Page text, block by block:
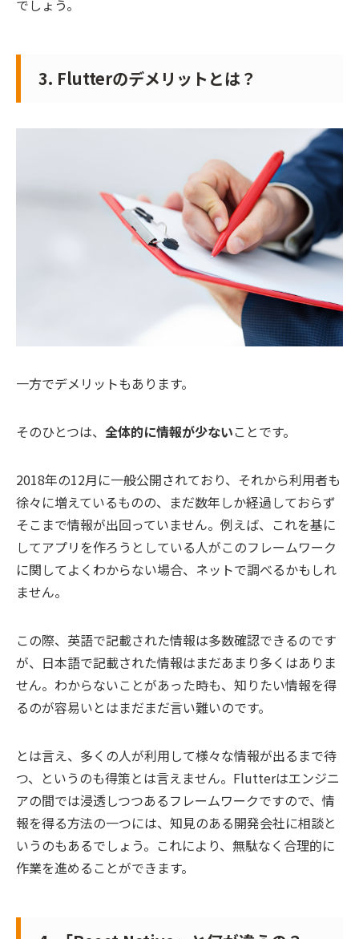
でしょう。
3. Flutterのデメリットとは？
一方でデメリットもあります。
そのひとつは、 全体的に情報が少ないことです。
2018年の12月に一般公開されており、それから利用者も
徐々に増えているものの、まだ数年しか経過しておらず
そこまで情報が出回っていません。例えば、これを基に
してアプリを作ろうとしている人がこのフレームワーク
に関してよくわからない場合、ネットで調べるかもしれ
ません。
この際、英語で記載された情報は多数確認できるのです
が、日本語で記載された情報はまだあまり多くはありま
せん。わからないことがあった時も、知りたい情報を得
るのが容易いとはまだまだ言い難いのです。
とは言え、多くの人が利用して様々な情報が出るまで待
つ、というのも得策とは言えません。Flutterはエンジニ
アの間では浸透しつつあるフレームワークですので、情
報を得る方法の一つには、知見のある開発会社に相談と
いうのもあるでしょう。これにより、無駄なく合理的に
作業を進めることができます。